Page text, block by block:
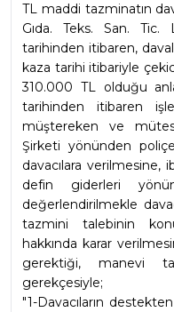
TL maddi tazminatın
Gıda. Teks. San.
tarihinden itibaren,
kaza tarihi itibariyle
310.000 TL olduğu
tarihinden itibaren
müştereken ve
Şirketi yönünden
davacılara verilmesine,
defin giderleri
değerlendirilmekle
tazmini talebinin
hakkında karar
gerektiği, manevi
gerekçesiyle;
"1-Davacıların